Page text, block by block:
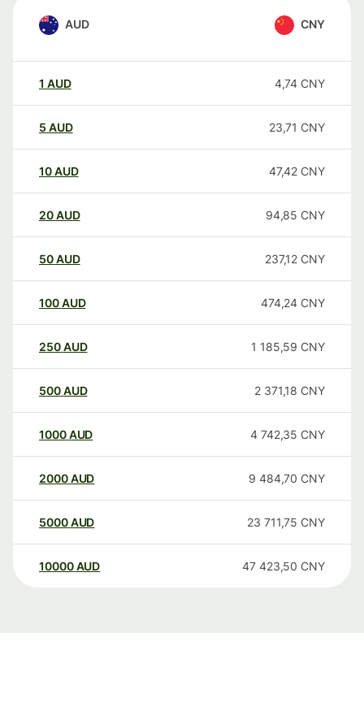
AUD CNY
1 AUD 4,74 CNY
5 AUD 23,71 CNY
10AUD 47,42 CNY
20AUD 94,85 CNY
50AUD 237,12 CNY
100AUD 474,24 CNY
250AUD 1 185,59 CNY
500AUD 2 371,18 CNY
1000AUD 4 742,35 CNY
2000AUD 9 484,70 CNY
5000AUD 23 711,75 CNY
10000 AUD 47 423,50 CNY